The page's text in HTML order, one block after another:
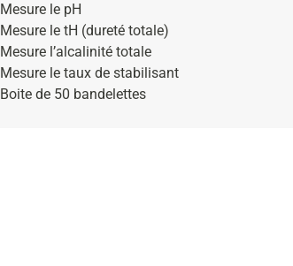
Mesure le pH
Mesure le tH (dureté totale)
Mesure l’alcalinité totale
Mesure le taux de stabilisant
Boite de 50 bandelettes